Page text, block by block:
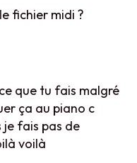
fichier midi ?
que tu fais malgré
ça au piano c
je fais pas de
voilà